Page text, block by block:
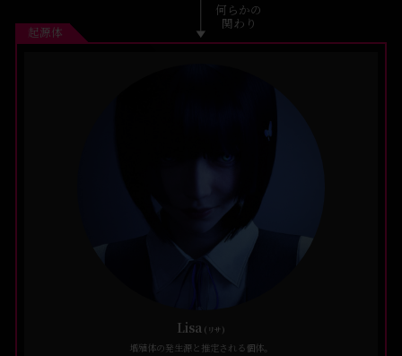
何らかの
関わり
起源体
Lisa (リサ)
増殖体の発生源と推定される個体。